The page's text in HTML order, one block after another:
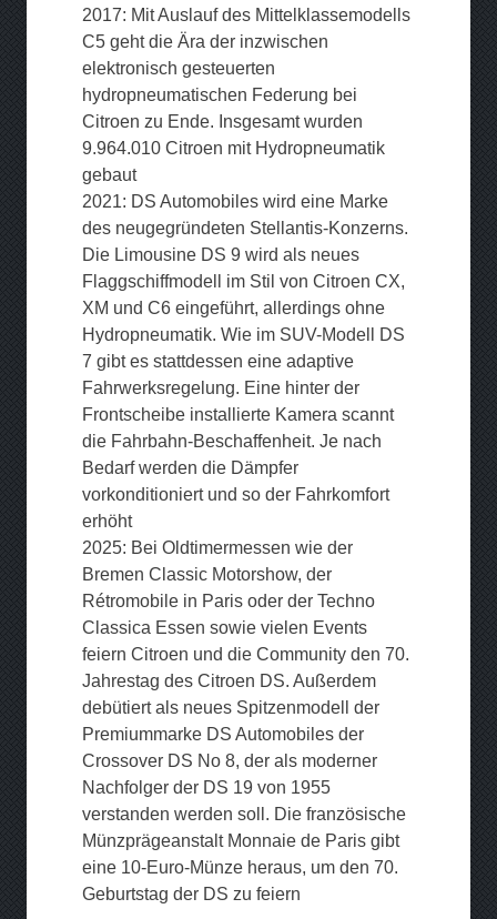
2017: Mit Auslauf des Mittelklassemodells
C5 geht die Ära der inzwischen
elektronisch gesteuerten
hydropneumatischen Federung bei
Citroen zu Ende. Insgesamt wurden
9.964.010 Citroen mit Hydropneumatik
gebaut
2021: DS Automobiles wird eine Marke
des neugegründeten Stellantis-Konzerns.
Die Limousine DS 9 wird als neues
Flaggschiffmodell im Stil von Citroen CX,
XM und C6 eingeführt, allerdings ohne
Hydropneumatik. Wie im SUV-Modell DS
7 gibt es stattdessen eine adaptive
Fahrwerksregelung. Eine hinter der
Frontscheibe installierte Kamera scannt
die Fahrbahn-Beschaffenheit. Je nach
Bedarf werden die Dämpfer
vorkonditioniert und so der Fahrkomfort
erhöht
2025: Bei Oldtimermessen wie der
Bremen Classic Motorshow, der
Rétromobile in Paris oder der Techno
Classica Essen sowie vielen Events
feiern Citroen und die Community den 70.
Jahrestag des Citroen DS. Außerdem
debütiert als neues Spitzenmodell der
Premiummarke DS Automobiles der
Crossover DS No 8, der als moderner
Nachfolger der DS 19 von 1955
verstanden werden soll. Die französische
Münzprägeanstalt Monnaie de Paris gibt
eine 10-Euro-Münze heraus, um den 70.
Geburtstag der DS zu feiern